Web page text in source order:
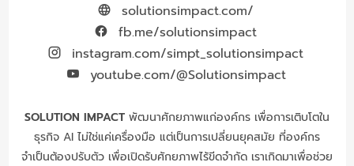
solutionsimpact.com/
fb.me/solutionsimpact
instagram.com/simpt_solutionsimpact
youtube.com/@Solutionsimpact
SOLUTION IMPACT พัฒนาศักยภาพแก่องค์กร เพื่อการเติบโตใน
ธุรกิจ AI ไม่ใช่แค่เครื่องมือ แต่เป็นการเปลี่ยนยุคสมัย ที่องค์กร
จำเป็นต้องปรับตัว เพื่อเปิดรับศักยภาพไร้ขีดจำกัด เราเกิดมาเพื่อช่วย